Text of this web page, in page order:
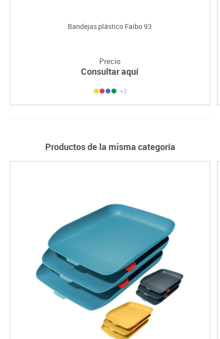
Bandejas plástico Faibo 93
Precio
Consultar aquí
+3
Productos de la misma categoría